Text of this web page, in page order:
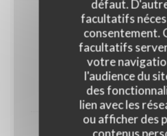
défaut.
facultatifs
consentement.
facultatifs
votre
l'audience du
des
lien avec les
ou afficher des
Coca-
4,50
33 Cl